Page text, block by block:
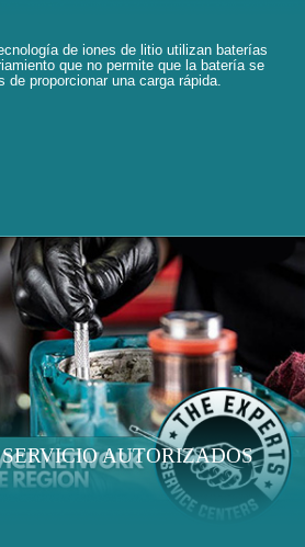
de iones de litio utilizan baterías
que no permite que la batería se
de proporcionar una carga rápida.
AUTORIZADOS